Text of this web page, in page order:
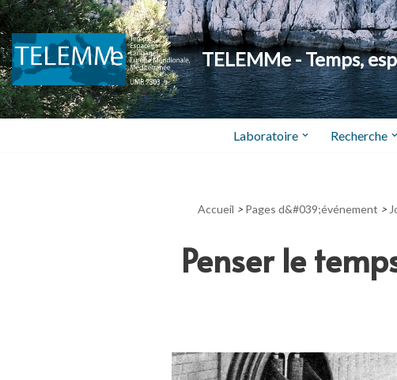
Aller
au
contenu
TELEMMe - Temps,
Laboratoire Recherche
Accueil > Pages d&#039;événement >
Penser le